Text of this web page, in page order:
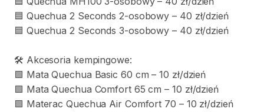
🟦 Quechua 2 Seconds 2-osobowy – 40 zł​​​/​​​dzień
🟦 Quechua 2 Seconds 3-osobowy – 40 zł​​​/​​​dzień
🛠️ Akcesoria kempingowe:
🟩 Mata Quechua Basic 60 cm – 10 zł​​​/​​​dzień
🟩 Mata Quechua Comfort 65 cm – 10 zł​​​/​​​dzień
🟩 Materac Quechua Air Comfort 70 – 10 zł​​​/​​​dzień